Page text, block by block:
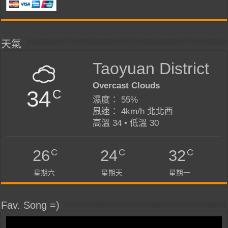
天氣
34C
Taoyuan District
Overcast Clouds
濕度： 55%
風速： 4km/h 北北西
高溫 34 • 低溫 30
26C
星期六
24C
星期天
32C
星期一
Fav. Song =)